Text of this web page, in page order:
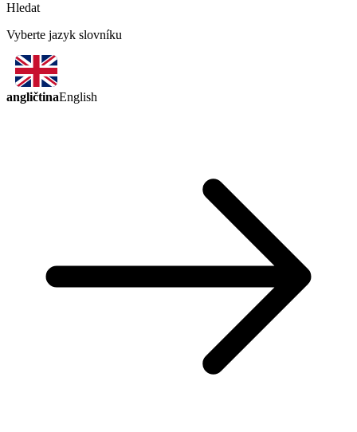
Hledat
Vyberte jazyk slovníku
angličtinaEnglish